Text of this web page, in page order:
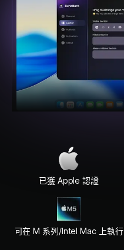
已獲 Apple 認證
可在 M 系列/Intel Mac 上執行